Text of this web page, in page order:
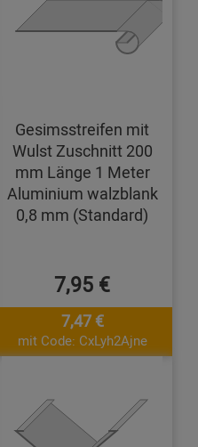
Gesimsstreifen mit
Wulst Zuschnitt 200
mm Länge 1 Meter
Aluminium walzblank
0,8 mm (Standard)
7,95 €
7,47 €
mit Code: CxLyh2Ajne